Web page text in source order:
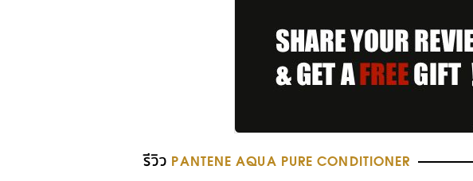
รีวิว PANTENE AQUA PURE CONDITIONER